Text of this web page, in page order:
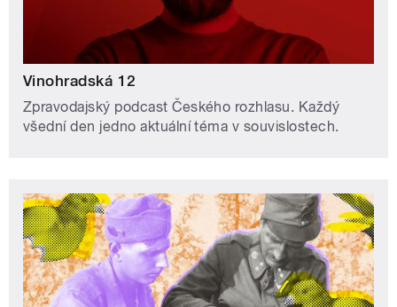
Vinohradská 12
Zpravodajský podcast Českého rozhlasu. Každý
všední den jedno aktuální téma v souvislostech.